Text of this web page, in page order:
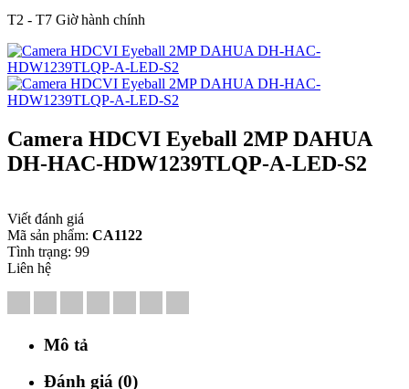
T2 - T7 Giờ hành chính
Camera HDCVI Eyeball 2MP DAHUA
DH-HAC-HDW1239TLQP-A-LED-S2
Viết đánh giá
Mã sản phẩm: CA1122
Tình trạng: 99
Liên hệ
Mô tả
Đánh giá (0)